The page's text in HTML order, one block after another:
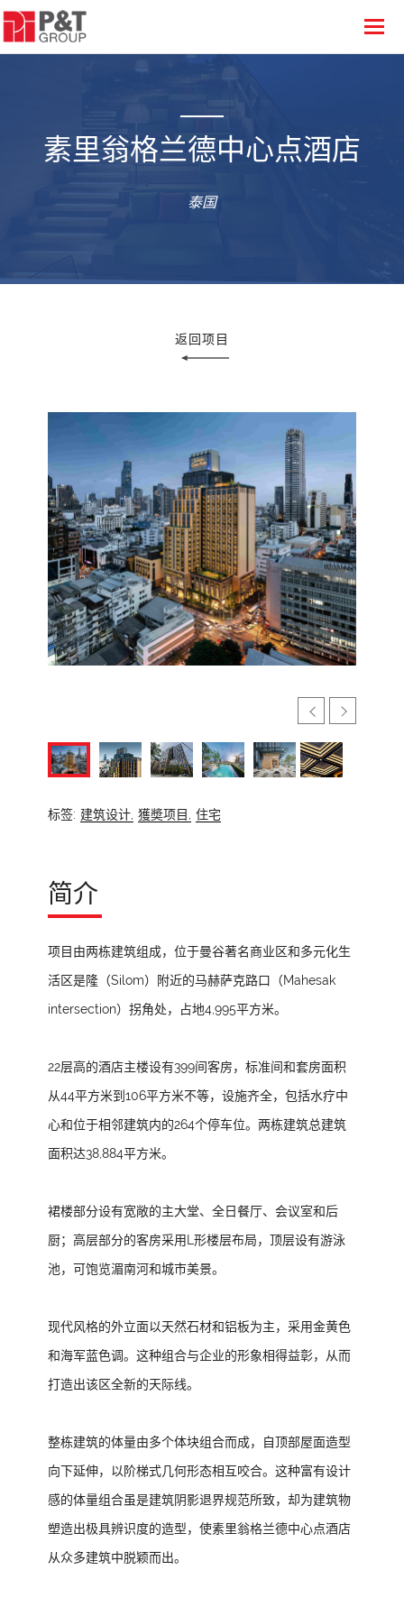
素里翁格兰德中心点酒店
泰国
返回项目
标签: 建筑设计, 獲奬项目, 住宅
简介
项目由两栋建筑组成，位于曼谷著名商业区和多元化生
活区是隆（Silom）附近的马赫萨克路口（Mahesak
intersection）拐角处，占地4,995平方米。
22层高的酒店主楼设有399间客房，标准间和套房面积
从44平方米到106平方米不等，设施齐全，包括水疗中
心和位于相邻建筑内的264个停车位。两栋建筑总建筑
面积达38,884平方米。
裙楼部分设有宽敞的主大堂、全日餐厅、会议室和后
厨；高层部分的客房采用L形楼层布局，顶层设有游泳
池，可饱览湄南河和城市美景。
现代风格的外立面以天然石材和铝板为主，采用金黄色
和海军蓝色调。这种组合与企业的形象相得益彰，从而
打造出该区全新的天际线。
整栋建筑的体量由多个体块组合而成，自顶部屋面造型
向下延伸，以阶梯式几何形态相互咬合。这种富有设计
感的体量组合虽是建筑阴影退界规范所致，却为建筑物
塑造出极具辨识度的造型，使素里翁格兰德中心点酒店
从众多建筑中脱颖而出。